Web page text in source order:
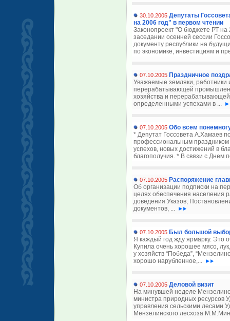
30.10.2005 Депутаты
на 2006 год" в первом чтении
Законопроект "О бюджете РТ на
заседании осенней сессии
документу республики на
по экономике, инвестициям и
07.10.2005 Праздничное
Уважаемые земляки, работники
перерабатывающей
хозяйства и
определенными успехами в ...
07.10.2005 Обо всем
* Депутат Госсовета А.Хамаев
профессиональным
успехов, новых достижений в
благополучия. * В связи с Днем
07.10.2005 Распоряжение
Об организации подписки на
целях обеспечения населения
доведения Указов,
документов, ...
07.10.2005 Был большой
Я каждый год жду ярмарку. Это
Купила очень хорошее мясо,
у хозяйств “Победа”,
хорошо нарубленное,...
07.10.2005 Деловой визит
На минувшей неделе
министра природных ресурсов
управления сельскими лесами
Мензелинского лесхоза